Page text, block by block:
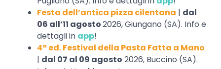
Festa dell’antica pizza cilentana | dal
06 all’11 agosto2026, Giungano (SA). Info e
dettagli in app!
4ª ed. Festival della Pasta Fatta a Mano
| dal 07 al 09 agosto 2026, Buccino (SA).